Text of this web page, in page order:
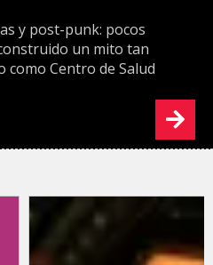
y post-punk: pocos
un mito tan
Centro de Salud